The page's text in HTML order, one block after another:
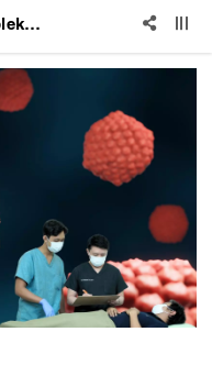
Infus Herpes Simpleks - HSV Healing Infusion